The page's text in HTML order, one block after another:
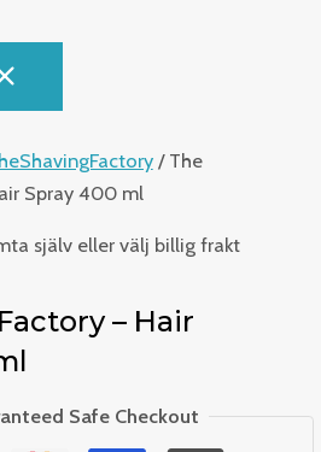
/ The
Spray 400 ml
själv eller välj billig frakt
– Hair
Safe Checkout